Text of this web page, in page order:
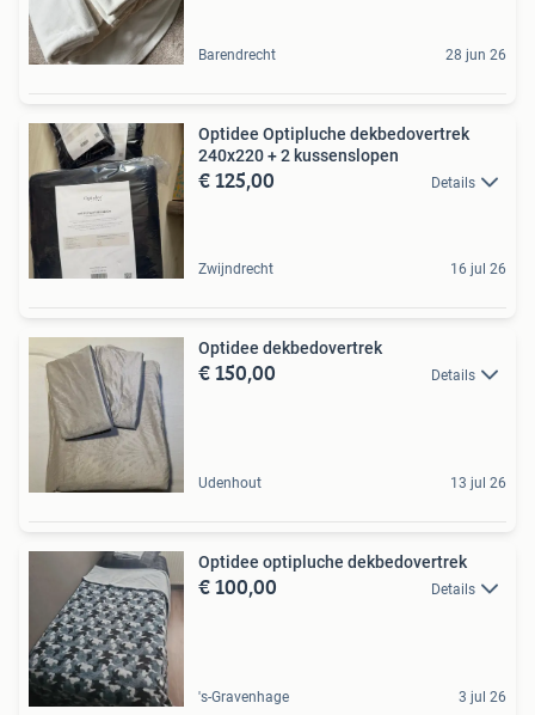
Barendrecht 28 jun 26
Optidee Optipluche dekbedovertrek
240x220 + 2 kussenslopen
€ 125,00 Details
Zwijndrecht 16 jul 26
Optidee dekbedovertrek
€ 150,00 Details
Udenhout 13 jul 26
Optidee optipluche dekbedovertrek
€ 100,00 Details
's-Gravenhage 3 jul 26